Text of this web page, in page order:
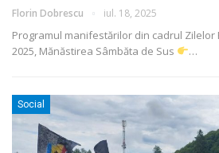
Florin Dobrescu iul. 18, 2025
Programul manifestărilor din cadrul Zilelor
2025, Mănăstirea Sâmbăta de Sus
…
Social